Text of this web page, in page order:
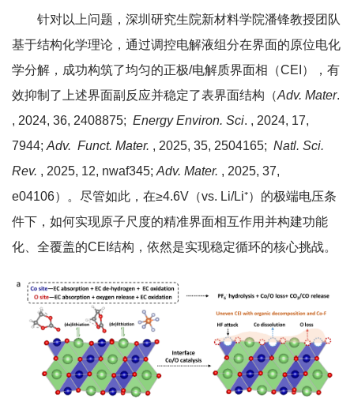
针对以上问题，深圳研究生院新材料学院潘锋教授团队
基于结构化学理论，通过调控电解液组分在界面的原位电化
学分解，成功构筑了均匀的正极/电解质界面相（CEI），有
效抑制了上述界面副反应并稳定了表界面结构（Adv. Mater.
, 2024, 36, 2408875; Energy Environ. Sci. , 2024, 17,
7944; Adv. Funct. Mater. , 2025, 35, 2504165; Natl. Sci.
Rev. , 2025, 12, nwaf345; Adv. Mater. , 2025, 37,
e04106）。尽管如此，在≥4.6V（vs. Li/Li⁺）的极端电压条
件下，如何实现原子尺度的精准界面相互作用并构建功能
化、全覆盖的CEI结构，依然是实现稳定循环的核心挑战。